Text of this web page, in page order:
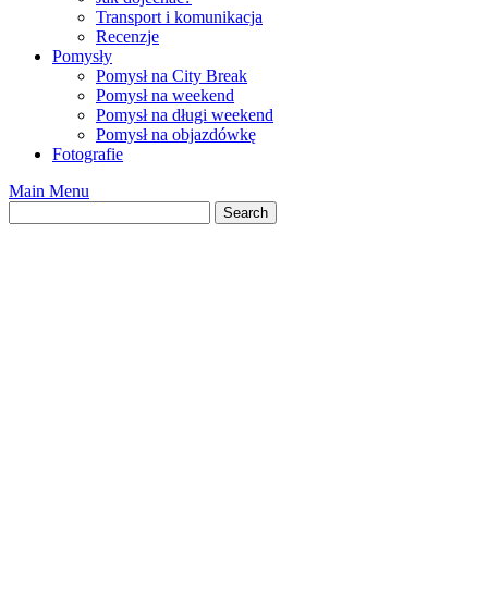
Transport i komunikacja
Recenzje
Pomysły
Pomysł na City Break
Pomysł na weekend
Pomysł na długi weekend
Pomysł na objazdówkę
Fotografie
Main Menu